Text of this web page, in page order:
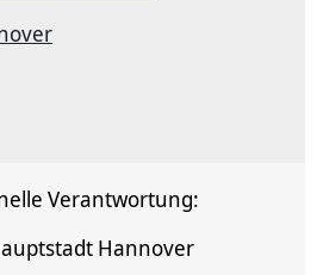
Verantwortung:
Hannover